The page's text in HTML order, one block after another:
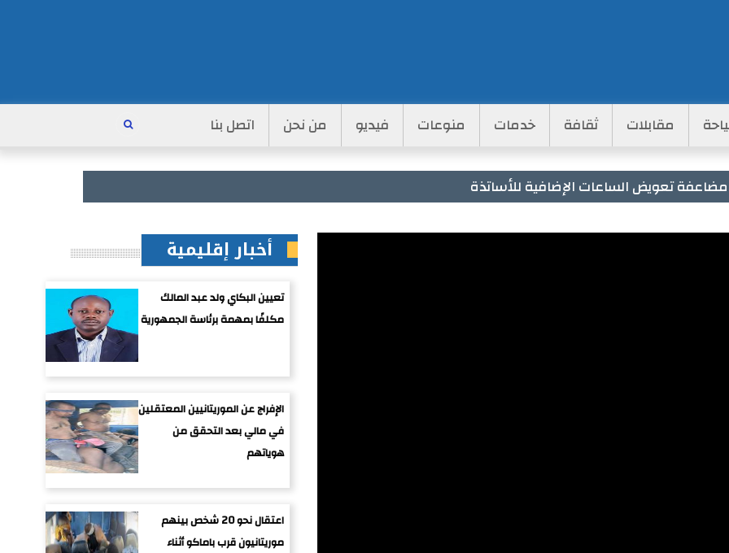
مقابلات ثقافة خدمات منوعات فيديو من نحن اتصل بنا
تعويض الساعات الإضافية للأساتذة
أخبار إقليمية
تعيين البكاي ولد عبد المالك
مكلفًا بمهمة برئاسة الجمهورية
الإفراج عن الموريتانيين المعتقلين
في مالي بعد التحقق من
هوياتهم
اعتقال نحو 20 شخص بينهم
موريتانيون قرب باماكو أثناء